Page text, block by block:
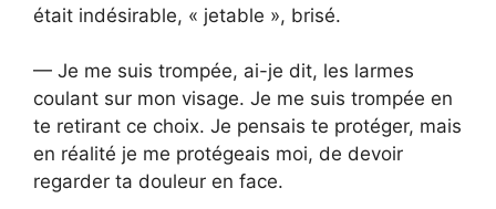
était indésirable, « jetable », brisé.
— Je me suis trompée, ai-je dit, les larmes
coulant sur mon visage. Je me suis trompée en
te retirant ce choix. Je pensais te protéger, mais
en réalité je me protégeais moi, de devoir
regarder ta douleur en face.